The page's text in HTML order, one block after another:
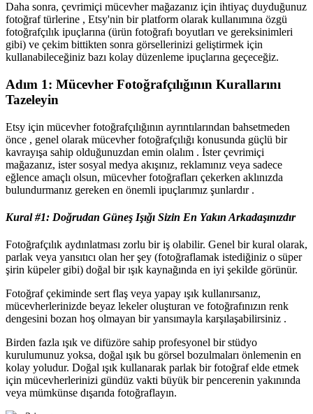
Daha sonra, çevrimiçi mücevher mağazanız için ihtiyaç duyduğunuz
fotoğraf türlerine , Etsy'nin bir platform olarak kullanımına özgü
fotoğrafçılık ipuçlarına (ürün fotoğrafı boyutları ve gereksinimleri
gibi) ve çekim bittikten sonra görsellerinizi geliştirmek için
kullanabileceğiniz bazı kolay düzenleme ipuçlarına geçeceğiz.
Adım 1: Mücevher Fotoğrafçılığının Kurallarını
Tazeleyin
Etsy için mücevher fotoğrafçılığının ayrıntılarından bahsetmeden
önce , genel olarak mücevher fotoğrafçılığı konusunda güçlü bir
kavrayışa sahip olduğunuzdan emin olalım . İster çevrimiçi
mağazanız, ister sosyal medya akışınız, reklamınız veya sadece
eğlence amaçlı olsun, mücevher fotoğrafları çekerken aklınızda
bulundurmanız gereken en önemli ipuçlarımız şunlardır .
Kural #1: Doğrudan Güneş Işığı Sizin En Yakın Arkadaşınızdır
Fotoğrafçılık aydınlatması zorlu bir iş olabilir. Genel bir kural olarak,
parlak veya yansıtıcı olan her şey (fotoğraflamak istediğiniz o süper
şirin küpeler gibi) doğal bir ışık kaynağında en iyi şekilde görünür.
Fotoğraf çekiminde sert flaş veya yapay ışık kullanırsanız,
mücevherlerinizde beyaz lekeler oluşturan ve fotoğrafınızın renk
dengesini bozan hoş olmayan bir yansımayla karşılaşabilirsiniz .
Birden fazla ışık ve difüzöre sahip profesyonel bir stüdyo
kurulumunuz yoksa, doğal ışık bu görsel bozulmaları önlemenin en
kolay yoludur. Doğal ışık kullanarak parlak bir fotoğraf elde etmek
için mücevherlerinizi gündüz vakti büyük bir pencerenin yakınında
veya mümkünse dışarıda fotoğraflayın.